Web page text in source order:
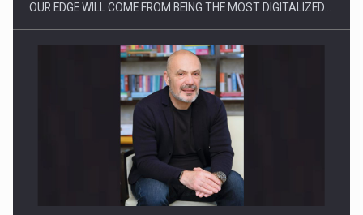
Proteinmaxxing and the Future of Protein Demand
OUR EDGE WILL COME FROM BEING THE MOST DIGITALIZED…